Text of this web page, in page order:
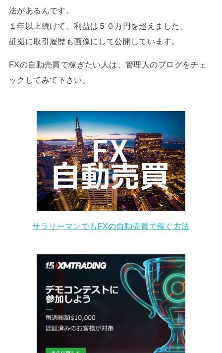
法があるんです。
１年以上続けて、利益は５０万円を超えました。
証拠に取引履歴も画像にして公開しています。
FXの自動売買で稼ぎたい人は、管理人のブログをチェ
ックしてみて下さい。
サラリーマンでもFXの自動売買で稼ぐ方法